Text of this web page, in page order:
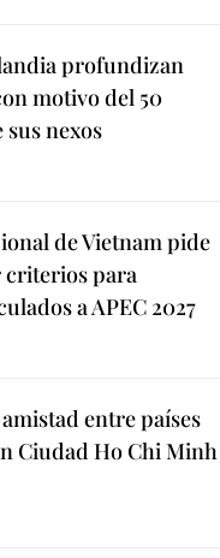
profundizan
motivo del 50
nexos
de Vietnam pide
para
a APEC 2027
entre países
Ciudad Ho Chi Minh